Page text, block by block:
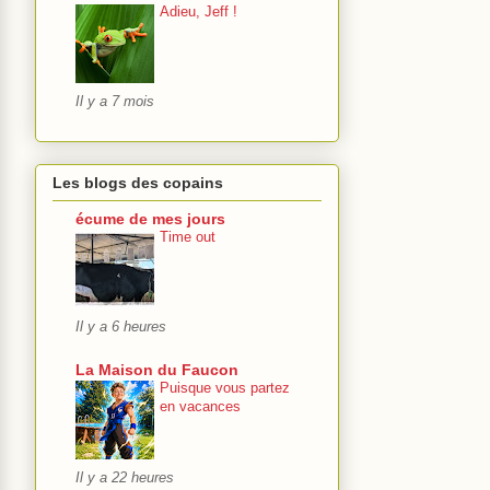
Adieu, Jeff !
Il y a 7 mois
Les blogs des copains
écume de mes jours
Time out
Il y a 6 heures
La Maison du Faucon
Puisque vous partez
en vacances
Il y a 22 heures